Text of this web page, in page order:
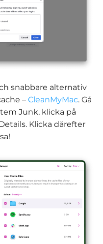
snabbare alternativ
– CleanMyMac. Gå
Junk, klicka på
Klicka därefter